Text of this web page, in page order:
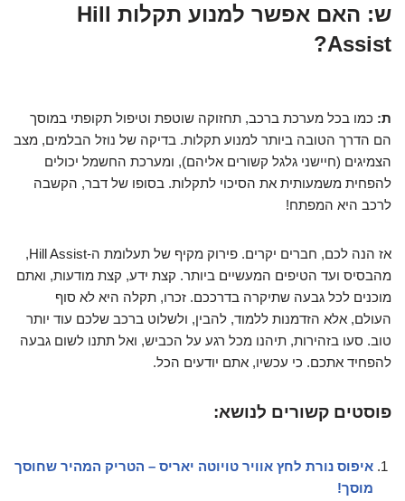
ש: האם אפשר למנוע תקלות Hill
Assist?
ת: כמו בכל מערכת ברכב, תחזוקה שוטפת וטיפול תקופתי במוסך
הם הדרך הטובה ביותר למנוע תקלות. בדיקה של נוזל הבלמים, מצב
הצמיגים (חיישני גלגל קשורים אליהם), ומערכת החשמל יכולים
להפחית משמעותית את הסיכוי לתקלות. בסופו של דבר, הקשבה
לרכב היא המפתח!
אז הנה לכם, חברים יקרים. פירוק מקיף של תעלומת ה-Hill Assist,
מהבסיס ועד הטיפים המעשיים ביותר. קצת ידע, קצת מודעות, ואתם
מוכנים לכל גבעה שתיקרה בדרככם. זכרו, תקלה היא לא סוף
העולם, אלא הזדמנות ללמוד, להבין, ולשלוט ברכב שלכם עוד יותר
טוב. סעו בזהירות, תיהנו מכל רגע על הכביש, ואל תתנו לשום גבעה
להפחיד אתכם. כי עכשיו, אתם יודעים הכל.
פוסטים קשורים לנושא:
איפוס נורת לחץ אוויר טויוטה יאריס – הטריק המהיר שחוסך
מוסך!